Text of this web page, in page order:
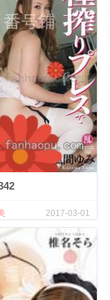
2017-03-01